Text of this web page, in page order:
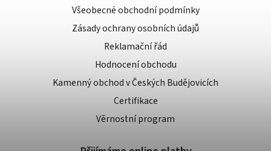
Všeobecné obchodní podmínky
Zásady ochrany osobních údajů
Reklamační řád
Hodnocení obchodu
Kamenný obchod v Českých Budějovicích
Certifikace
Věrnostní program